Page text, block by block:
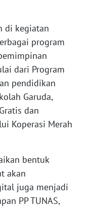
di kegiatan
program
dari Program
pendidikan
Garuda,
dan
Koperasi Merah
bentuk
akan
juga menjadi
PP TUNAS,